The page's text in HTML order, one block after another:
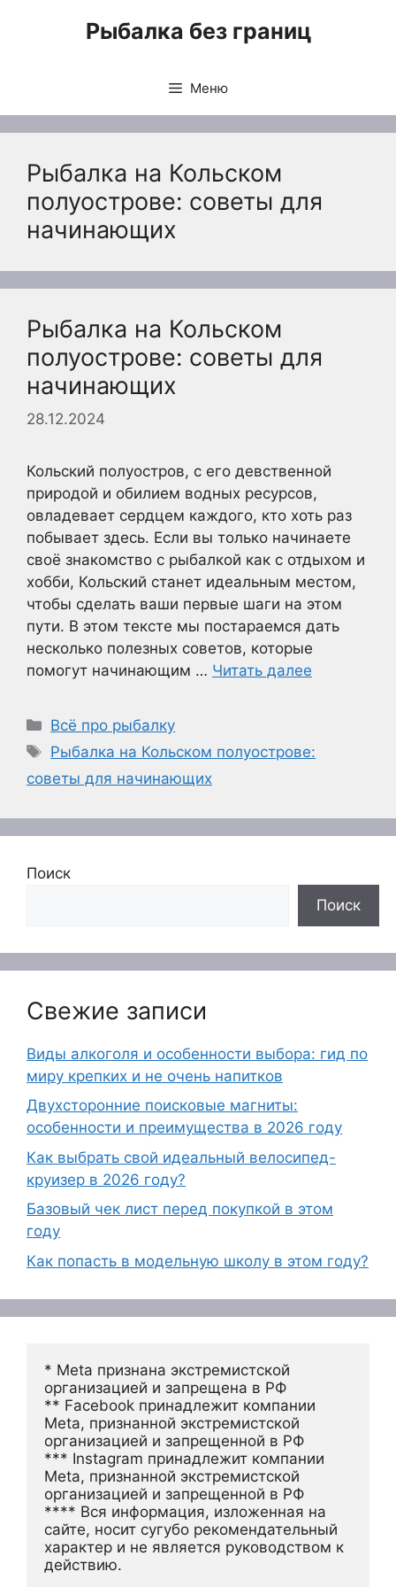
Рыбалка без границ
Меню
Рыбалка на Кольском
полуострове: советы для
начинающих
Рыбалка на Кольском
полуострове: советы для
начинающих
28.12.2024
Кольский полуостров, с его девственной
природой и обилием водных ресурсов,
овладевает сердцем каждого, кто хоть раз
побывает здесь. Если вы только начинаете
своё знакомство с рыбалкой как с отдыхом и
хобби, Кольский станет идеальным местом,
чтобы сделать ваши первые шаги на этом
пути. В этом тексте мы постараемся дать
несколько полезных советов, которые
помогут начинающим … Читать далее
Рубрики
Всё про рыбалку
Метки
Рыбалка на Кольском полуострове:
советы для начинающих
Поиск
Поиск
Свежие записи
Виды алкоголя и особенности выбора: гид по
миру крепких и не очень напитков
Двухсторонние поисковые магниты:
особенности и преимущества в 2026 году
Как выбрать свой идеальный велосипед-
круизер в 2026 году?
Базовый чек лист перед покупкой в этом
году
Как попасть в модельную школу в этом году?
* Meta признана экстремистской
организацией и запрещена в РФ
** Facebook принадлежит компании
Meta, признанной экстремистской
организацией и запрещенной в РФ
*** Instagram принадлежит компании
Meta, признанной экстремистской
организацией и запрещенной в РФ
**** Вся информация, изложенная на
сайте, носит сугубо рекомендательный
характер и не является руководством к
действию.